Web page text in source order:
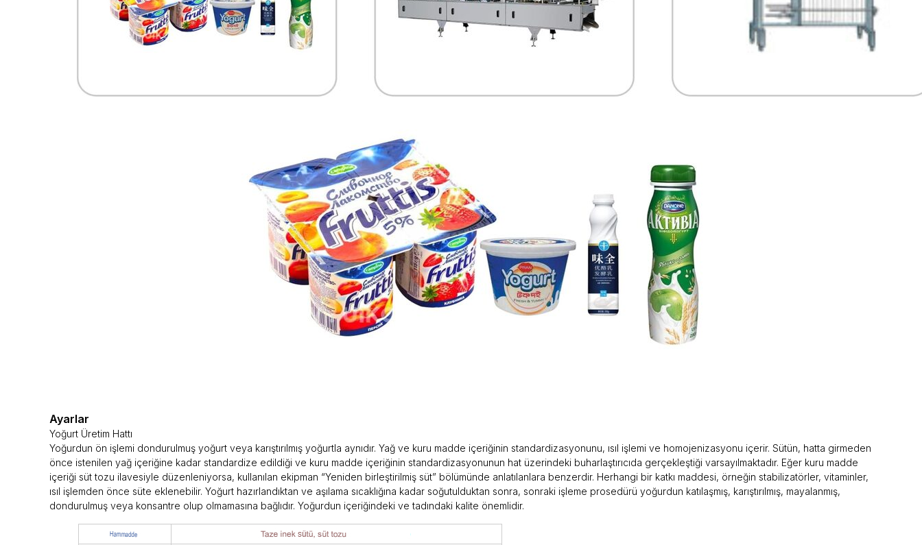
Ayarlar
Yoğurt Üretim Hattı
Yoğurdun ön işlemi dondurulmuş yoğurt veya karıştırılmış yoğurtla aynıdır. Yağ ve kuru madde içeriğinin standardizasyonunu, ısıl işlemi ve homojenizasyonu içerir. Sütün, hatta girmeden
önce istenilen yağ içeriğine kadar standardize edildiği ve kuru madde içeriğinin standardizasyonunun hat üzerindeki buharlaştırıcıda gerçekleştiği varsayılmaktadır. Eğer kuru madde
içeriği süt tozu ilavesiyle düzenleniyorsa, kullanılan ekipman “Yeniden birleştirilmiş süt” bölümünde anlatılanlara benzerdir. Herhangi bir katkı maddesi, örneğin stabilizatörler, vitaminler,
ısıl işlemden önce süte eklenebilir. Yoğurt hazırlandıktan ve aşılama sıcaklığına kadar soğutulduktan sonra, sonraki işleme prosedürü yoğurdun katılaşmış, karıştırılmış, mayalanmış,
dondurulmuş veya konsantre olup olmamasına bağlıdır. Yoğurdun içeriğindeki ve tadındaki kalite önemlidir.